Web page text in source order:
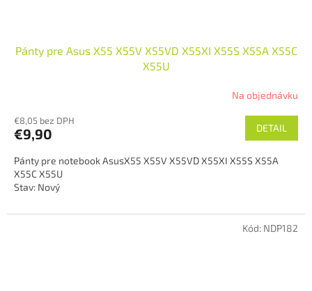
Pánty pre Asus X55 X55V X55VD X55XI X55S X55A X55C
X55U
Na objednávku
€8,05 bez DPH
€9,90 DETAIL
Pánty pre notebook AsusX55 X55V X55VD X55XI X55S X55A
X55C X55U
Stav: Nový
Kód: NDP182